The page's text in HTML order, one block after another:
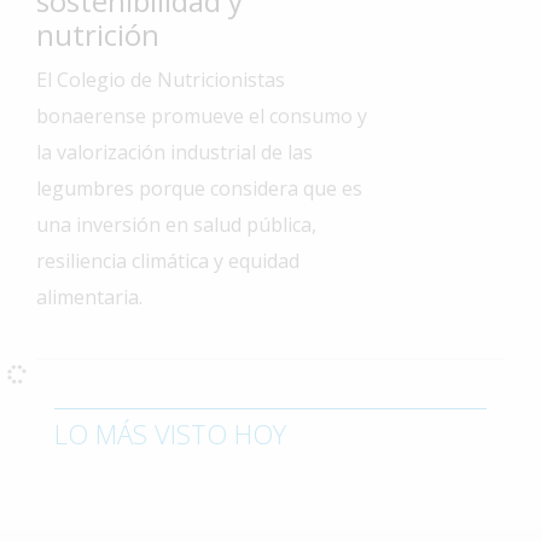
Interés
La
Ciudad
Deportes
Arte
Espectáculos
Fotos
nutrición
El Colegio de Nutricionistas
bonaerense promueve el consumo y
la valorización industrial de las
legumbres porque considera que es
una inversión en salud pública,
resiliencia climática y equidad
alimentaria.
LO MÁS VISTO HOY